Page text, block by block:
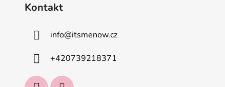
Kontakt
info@itsmenow.cz
+420739218371